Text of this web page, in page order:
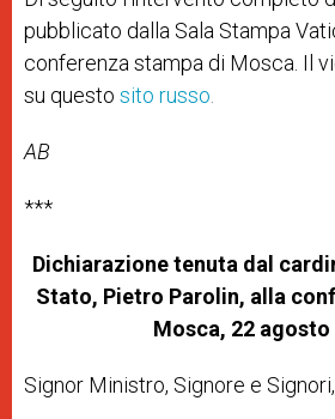
pubblicato dalla Sala Stampa
conferenza stampa di Mosca. Il
su questo sito russo
AB
***
Dichiarazione tenuta dal
Stato, Pietro Parolin, alla
Mosca, 22 agosto
Signor Ministro, Signore e Signori,